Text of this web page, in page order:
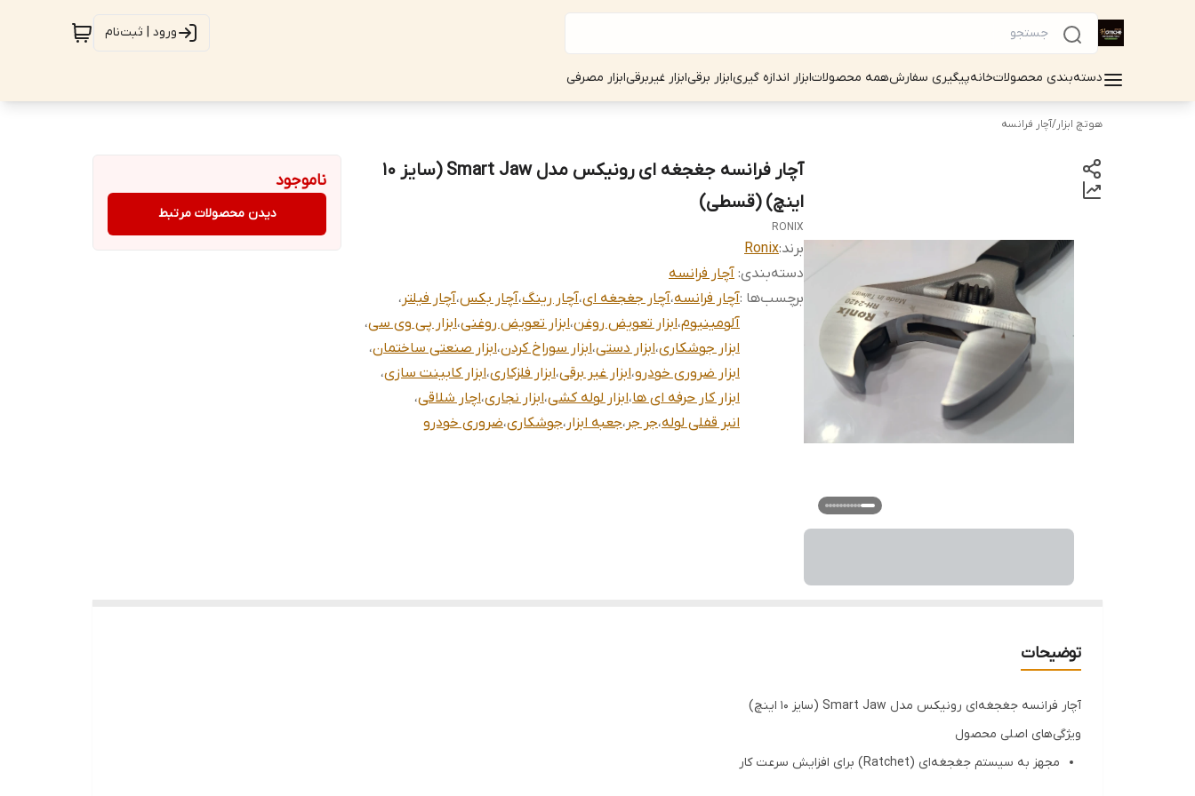
ورود | ثبت‌نام
دسته‌بندی محصولاتخانهپیگیری سفارشهمه محصولاتابزار اندازه گیریابزار برقیابزار غیربرقیابزار مصرفی
هوتچ ابزار/آچار فرانسه
آچار فرانسه جغجغه ای رونیکس مدل Smart Jaw (سایز 10
اینچ) (قسطی)
RONIX
برند:Ronix
دسته‌بندی: آچار فرانسه
برچسب‌ها :آچار فرانسه،آچار جغجغه ای،آچار رینگ،آچار بکس،آچار فیلتر ،
آلومینیوم،ابزار تعویض روغن،ابزار تعویض روغنی،ابزار پی وی سی،
ابزار جوشکاری،ابزار دستی،ابزار سوراخ کردن،ابزار صنعتی ساختمان،
ابزار ضروری خودرو،ابزار غیر برقی،ابزار فلزکاری،ابزار کابینت سازی،
ابزار کار حرفه ای ها،ابزار لوله کشی،ابزار نجاری،اچار شلاقی،
انبر قفلی لوله،جر جر ،جعبه ابزار ،جوشکاری،ضروری خودرو
ناموجود
دیدن محصولات مرتبط
توضیحات
آچار فرانسه جغجغه‌ای رونیکس مدل Smart Jaw (سایز 10 اینچ)
ویژگی‌های اصلی محصول
مجهز به سیستم جغجغه‌ای (Ratchet) برای افزایش سرعت کار